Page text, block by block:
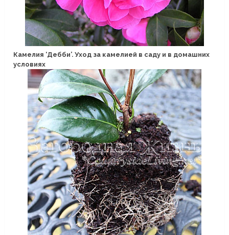
Камелия ‘Дебби’. Уход за камелией в саду и в домашних
условиях